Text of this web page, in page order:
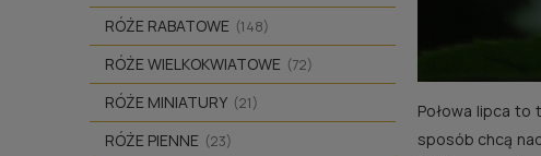
RÓŻE RABATOWE (148)
RÓŻE WIELKOKWIATOWE (72)
RÓŻE MINIATURY (21)
RÓŻE PIENNE (23)
Połowa lipca to
sposób chcą